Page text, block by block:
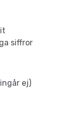
siffror
ej)